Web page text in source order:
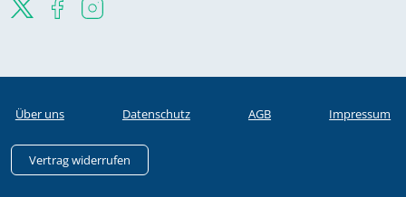
Über uns Datenschutz AGB Impressum
Vertrag widerrufen